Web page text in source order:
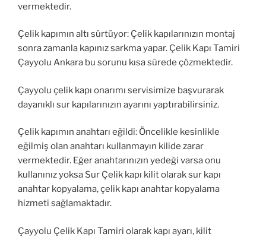
vermektedir.
Çelik kapımın altı sürtüyor: Çelik kapılarınızın montaj
sonra zamanla kapınız sarkma yapar. Çelik Kapı Tamiri
Çayyolu Ankara bu sorunu kısa sürede çözmektedir.
Çayyolu çelik kapı onarımı servisimize başvurarak
dayanıklı sur kapılarınızın ayarını yaptırabilirsiniz.
Çelik kapımın anahtarı eğildi: Öncelikle kesinlikle
eğilmiş olan anahtarı kullanmayın kilide zarar
vermektedir. Eğer anahtarınızın yedeği varsa onu
kullanınız yoksa Sur Çelik kapı kilit olarak sur kapı
anahtar kopyalama, çelik kapı anahtar kopyalama
hizmeti sağlamaktadır.
Çayyolu Çelik Kapı Tamiri olarak kapı ayarı, kilit